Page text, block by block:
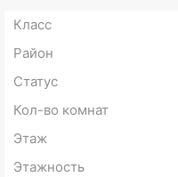
Класс
Район
Статус
Кол-во комнат
Этаж
Этажность